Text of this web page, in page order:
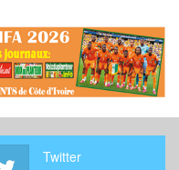
Twitter